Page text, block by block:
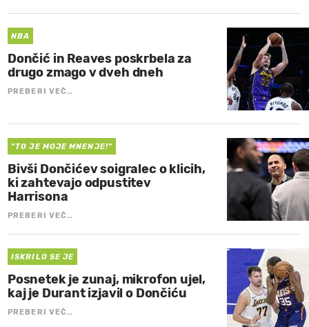
NBA
Dončić in Reaves poskrbela za
drugo zmago v dveh dneh
PREBERI VEČ…
"TO JE MOJE MNENJE!"
Bivši Dončićev soigralec o klicih,
ki zahtevajo odpustitev
Harrisona
PREBERI VEČ…
ISKRILO SE JE
Posnetek je zunaj, mikrofon ujel,
kaj je Durant izjavil o Dončiću
PREBERI VEČ…